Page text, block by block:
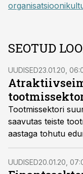
SEOTUD
UUDISED23.01.20,
Tootmissektori
saavutas teiste
aastaga tohutu
esindatud ka
tänavuse uuringu
silmis tööandjana
UUDISED20.01.20,